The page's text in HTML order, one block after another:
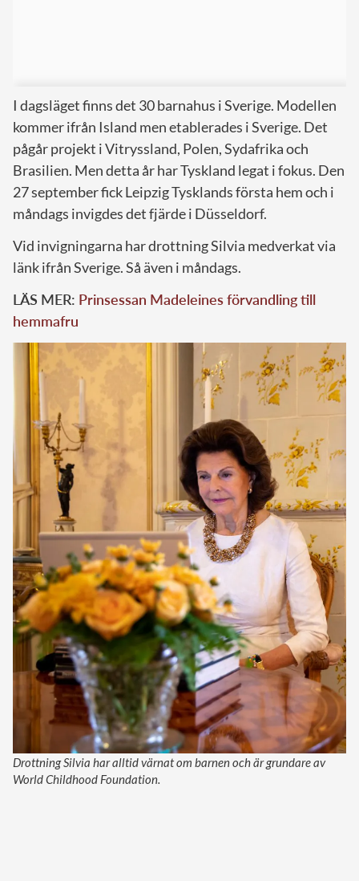
I dagsläget finns det 30 barnahus i Sverige. Modellen
kommer ifrån Island men etablerades i Sverige. Det
pågår projekt i Vitryssland, Polen, Sydafrika och
Brasilien. Men detta år har Tyskland legat i fokus. Den
27 september fick Leipzig Tysklands första hem och i
måndags invigdes det fjärde i Düsseldorf.
Vid invigningarna har drottning Silvia medverkat via
länk ifrån Sverige. Så även i måndags.
LÄS MER: Prinsessan Madeleines förvandling till
hemmafru
Drottning Silvia har alltid värnat om barnen och är grundare av
World Childhood Foundation.